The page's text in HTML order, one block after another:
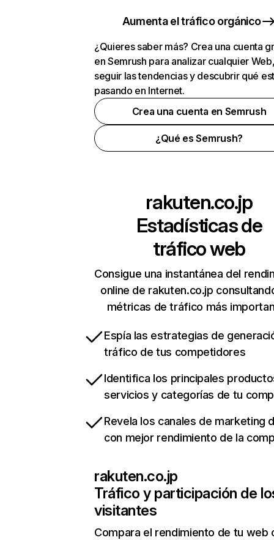
Aumenta el tráfico orgánico
¿Quieres saber más? Crea una cuenta
en Semrush para analizar cualquier
seguir las tendencias y descubrir qué
pasando en Internet.
Crea una cuenta en Semrush
¿Qué es Semrush?
rakuten.co.jp
Estadísticas de
tráfico web
Consigue una instantánea del
online de rakuten.co.jp
métricas de tráfico más
Espía las estrategias de
tráfico de tus competidores
Identifica los principales
servicios y categorías de tu
Revela los canales de marketing
con mejor rendimiento de la
rakuten.co.jp
Tráfico y participación de
visitantes
Compara el rendimiento de tu web